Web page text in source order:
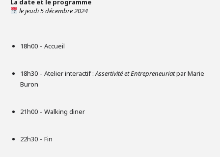
La date et le programme
le jeudi 5 décembre 2024
18h00 – Accueil
18h30 – Atelier interactif :Assertivité et Entrepreneuriatpar Marie
Buron
21h00 – Walking diner
22h30 – Fin